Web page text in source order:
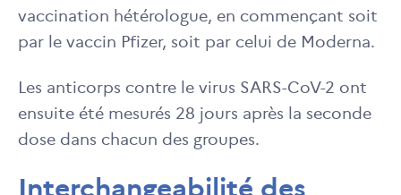
vaccination hétérologue, en commençant soit
par le vaccin Pfizer, soit par celui de Moderna.
Les anticorps contre le virus SARS-CoV-2 ont
ensuite été mesurés 28 jours après la seconde
dose dans chacun des groupes.
Interchangeabilité des